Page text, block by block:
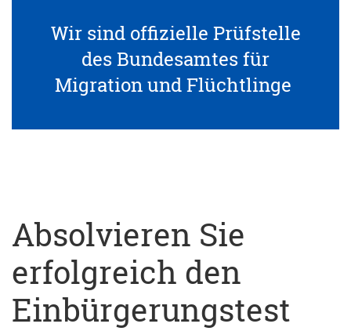
Wir sind offizielle Prüfstelle
des Bundesamtes für
Migration und Flüchtlinge
Absolvieren Sie
erfolgreich den
Einbürgerungstest